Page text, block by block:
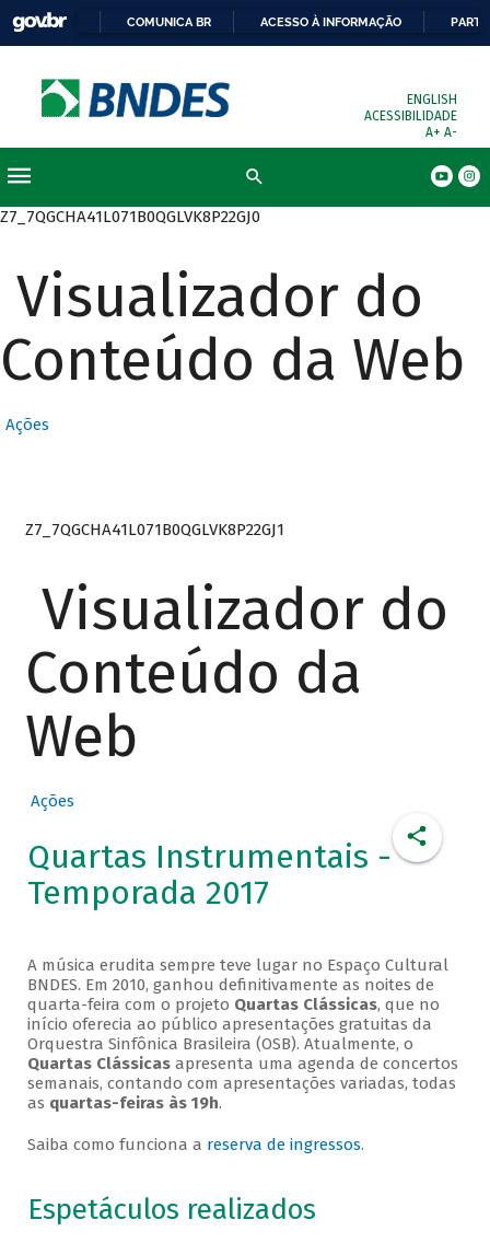
COMUNICA BR ACESSO À INFORMAÇÃO
ENGLISH
ACESSIBILIDADE
A+ A-
Z7_7QGCHA41L071B0QGLVK8P22GJ0
Visualizador do
Conteúdo da Web
Ações
Z7_7QGCHA41L071B0QGLVK8P22GJ1
Visualizador do
Conteúdo da
Web
Ações
Quartas Instrumentais -
Temporada 2017
A música erudita sempre teve lugar no Espaço Cultural
BNDES. Em 2010, ganhou definitivamente as noites de
quarta-feira com o projeto Quartas Clássicas, que no
início oferecia ao público apresentações gratuitas da
Orquestra Sinfônica Brasileira (OSB). Atualmente, o
Quartas Clássicasapresenta uma agenda de concertos
semanais, contando com apresentações variadas, todas
as quartas-feiras às 19h.
Saiba como funciona a reserva de ingressos.
Espetáculos realizados